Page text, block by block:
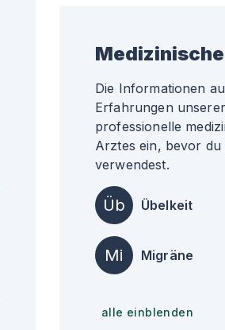
Die Informationen
Erfahrungen
professionelle
Arztes ein, bevor
verwendest.
Üb Übelkeit
Mi Migräne
alle einblenden